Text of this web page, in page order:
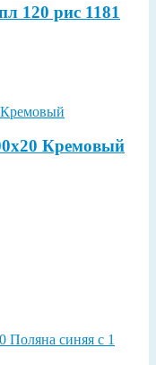
120 рис 1181
Кремовый